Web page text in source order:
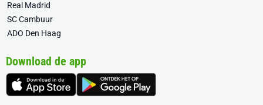
Real Madrid
SC Cambuur
ADO Den Haag
Download de app